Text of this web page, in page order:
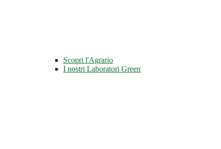
Scopri l'Agrario
I nostri Laboratori Green